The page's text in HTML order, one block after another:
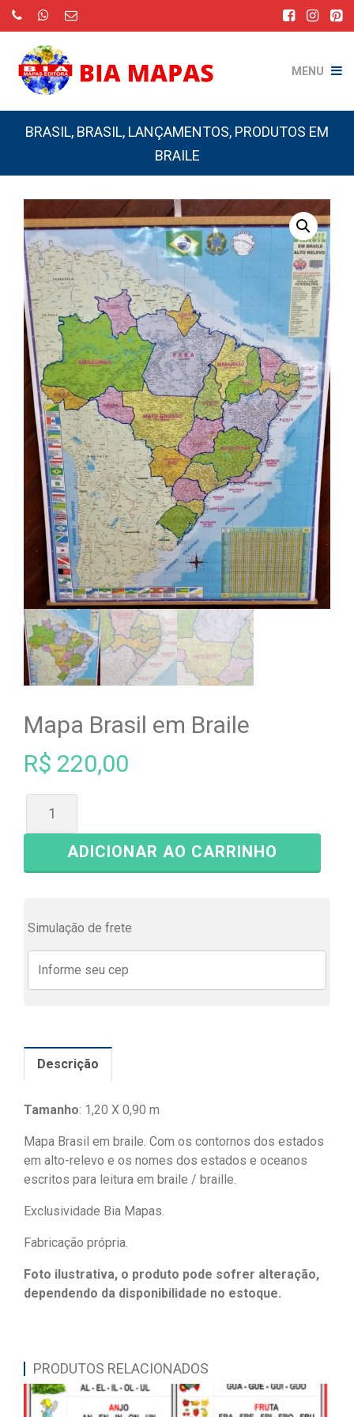
MENU
BRASIL, BRASIL, LANÇAMENTOS, PRODUTOS EM
BRAILE
Mapa Brasil em Braile
R$ 220,00
ADICIONAR AO CARRINHO
Simulação de frete
Descrição
Tamanho: 1,20 X 0,90 m
Mapa Brasil em braile. Com os contornos dos estados
em alto-relevo e os nomes dos estados e oceanos
escritos para leitura em braile / braille.
Exclusividade Bia Mapas.
Fabricação própria.
Foto ilustrativa, o produto pode sofrer alteração,
dependendo da disponibilidade no estoque.
PRODUTOS RELACIONADOS